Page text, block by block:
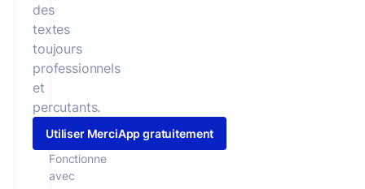
des
textes
toujours
professionnels
et
percutants.
Utiliser MerciApp gratuitement
Fonctionne
avec